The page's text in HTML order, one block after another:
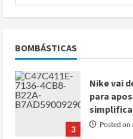
BOMBÁSTICAS
2
3
Nike vai
para
Posted on